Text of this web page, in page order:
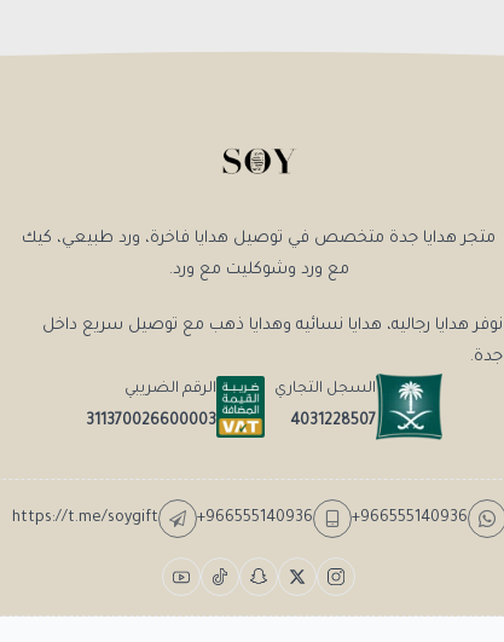
متجر هدايا جدة متخصص في توصيل هدايا فاخرة، ورد طبيعي، كيك
مع ورد وشوكليت مع ورد.
نوفر هدايا رجاليه، هدايا نسائيه وهدايا ذهب مع توصيل سريع داخل
جدة.
السجل التجاري
4031228507
الرقم الضريبي
311370026600003
+966555140936
+966555140936
https://t.me/soygift